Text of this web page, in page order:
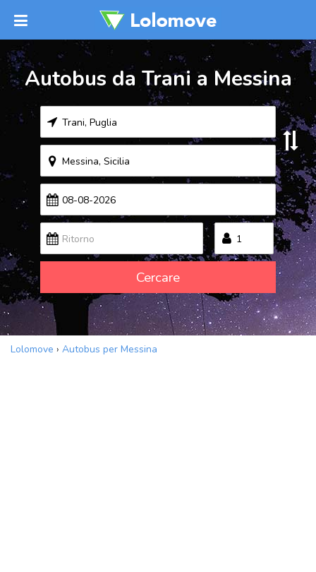
Autobus da Trani a Messina
Cercare
Lolomove › Autobus per Messina